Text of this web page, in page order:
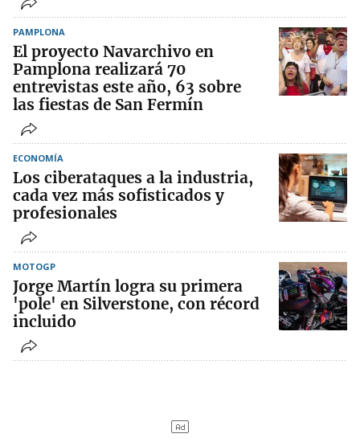
PAMPLONA
El proyecto Navarchivo en
Pamplona realizará 70
entrevistas este año, 63 sobre
las fiestas de San Fermín
ECONOMÍA
Los ciberataques a la industria,
cada vez más sofisticados y
profesionales
MOTOGP
Jorge Martín logra su primera
'pole' en Silverstone, con récord
incluido